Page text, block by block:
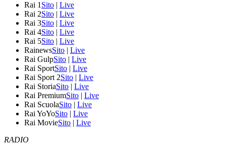
Rai 1 Sito | Live
Rai 2Sito | Live
Rai 3Sito | Live
Rai 4Sito | Live
Rai 5Sito | Live
RainewsSito | Live
Rai GulpSito | Live
Rai SportSito | Live
Rai Sport 2Sito | Live
Rai StoriaSito | Live
Rai PremiumSito | Live
Rai ScuolaSito | Live
Rai YoYoSito | Live
Rai MovieSito | Live
RADIO